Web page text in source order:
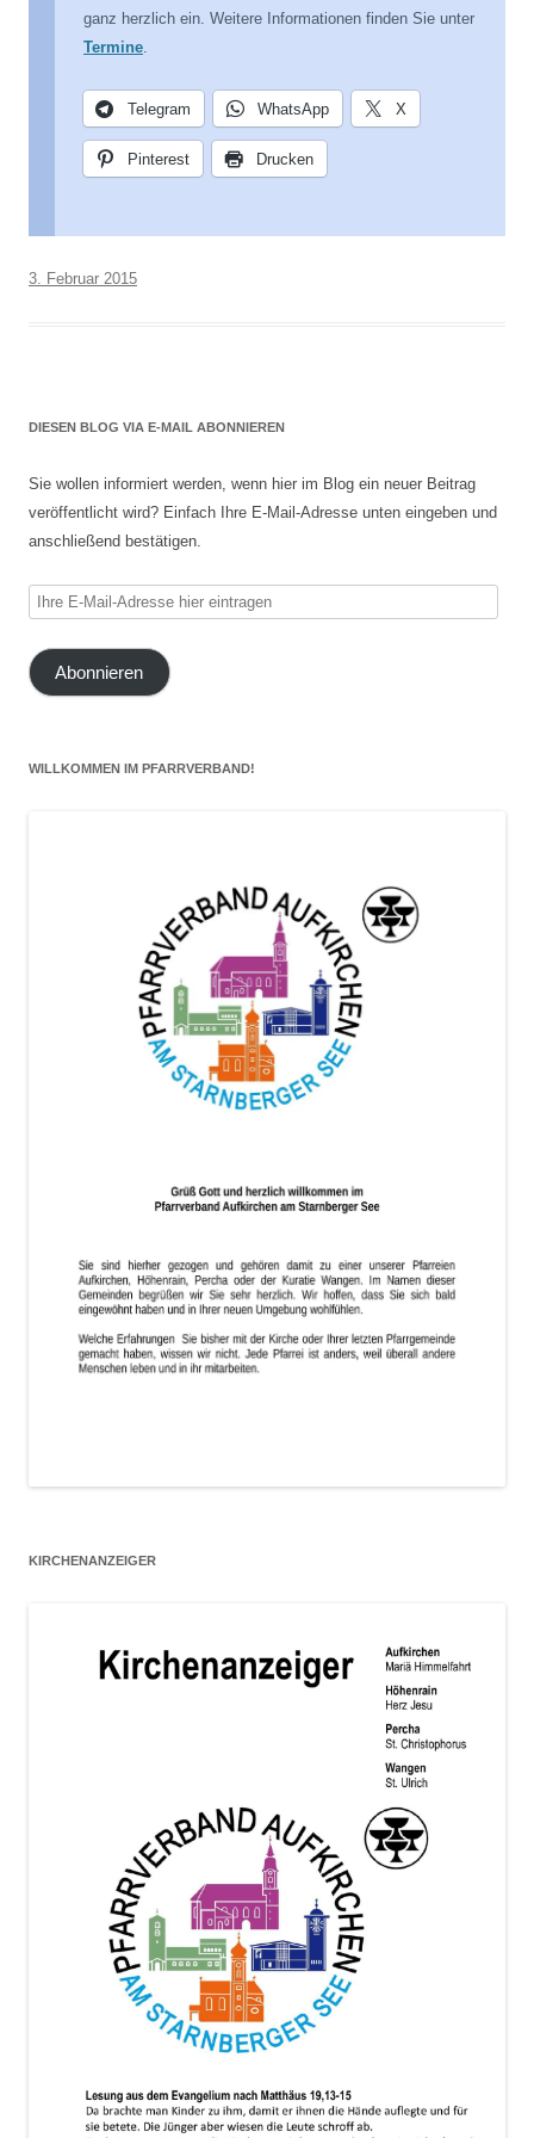
ganz herzlich ein. Weitere Informationen finden Sie unter
Termine
Telegram WhatsApp X
Pinterest Drucken
3. Februar 2015
DIESEN BLOG VIA E-MAIL ABONNIEREN
Sie wollen informiert werden, wenn hier im Blog ein neuer Beitrag
veröffentlicht wird? Einfach Ihre E-Mail-Adresse unten eingeben und
anschließend bestätigen.
Ihre
Mail-
Adresse
Abonnieren
WILLKOMMEN IM PFARRVERBAND!
KIRCHENANZEIGER